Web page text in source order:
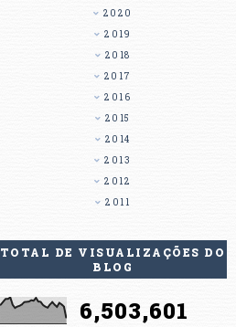
2020
2019
2018
2017
2016
2015
2014
2013
2012
2011
TOTAL DE VISUALIZAÇÕES DO
BLOG
6,503,601